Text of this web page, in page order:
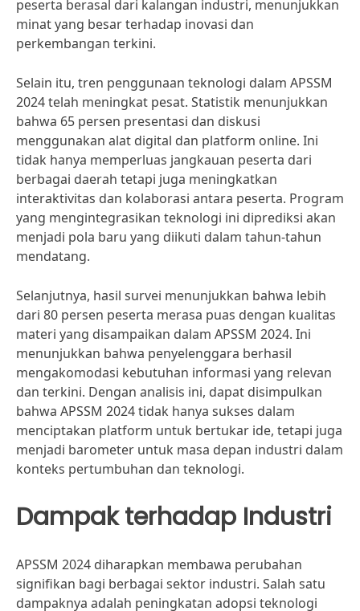
peserta berasal dari kalangan industri, menunjukkan
minat yang besar terhadap inovasi dan
perkembangan terkini.
Selain itu, tren penggunaan teknologi dalam APSSM
2024 telah meningkat pesat. Statistik menunjukkan
bahwa 65 persen presentasi dan diskusi
menggunakan alat digital dan platform online. Ini
tidak hanya memperluas jangkauan peserta dari
berbagai daerah tetapi juga meningkatkan
interaktivitas dan kolaborasi antara peserta. Program
yang mengintegrasikan teknologi ini diprediksi akan
menjadi pola baru yang diikuti dalam tahun-tahun
mendatang.
Selanjutnya, hasil survei menunjukkan bahwa lebih
dari 80 persen peserta merasa puas dengan kualitas
materi yang disampaikan dalam APSSM 2024. Ini
menunjukkan bahwa penyelenggara berhasil
mengakomodasi kebutuhan informasi yang relevan
dan terkini. Dengan analisis ini, dapat disimpulkan
bahwa APSSM 2024 tidak hanya sukses dalam
menciptakan platform untuk bertukar ide, tetapi juga
menjadi barometer untuk masa depan industri dalam
konteks pertumbuhan dan teknologi.
Dampak terhadap Industri
APSSM 2024 diharapkan membawa perubahan
signifikan bagi berbagai sektor industri. Salah satu
dampaknya adalah peningkatan adopsi teknologi